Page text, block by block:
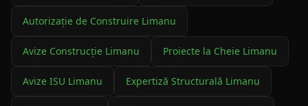
Autorizație de Construire Limanu
Avize Construcție Limanu Proiecte la Cheie Limanu
Avize ISU Limanu Expertiză Structurală Limanu